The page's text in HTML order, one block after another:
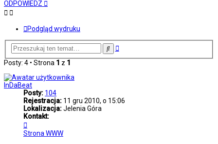
ODPOWIEDZ
Podgląd wydruku
SzukajWyszukiwanie
Posty: 4 • Strona 1 z 1
InDaBeat
Posty: 104
Rejestracja: 11 gru 2010, o 15:06
Lokalizacja:Jelenia Góra
Kontakt:
się
z
Strona WWW